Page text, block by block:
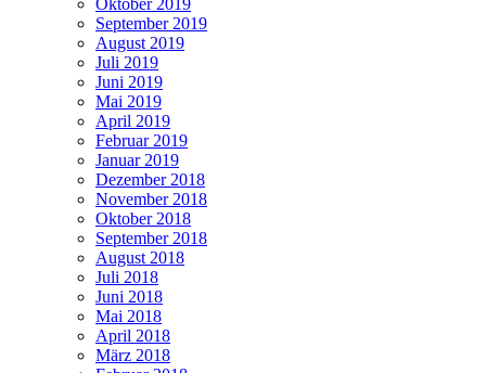
September 2019
August 2019
Juli 2019
Juni 2019
Mai 2019
April 2019
Februar 2019
Januar 2019
Dezember 2018
November 2018
Oktober 2018
September 2018
August 2018
Juli 2018
Juni 2018
Mai 2018
April 2018
März 2018